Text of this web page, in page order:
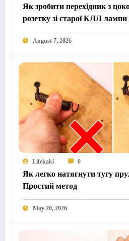
Як зробити перехідник з
розетку зі старої КЛЛ лампи
August 7, 2026
Lifekaki 0
Як легко натягнути тугу
Простий метод
May 20, 2026